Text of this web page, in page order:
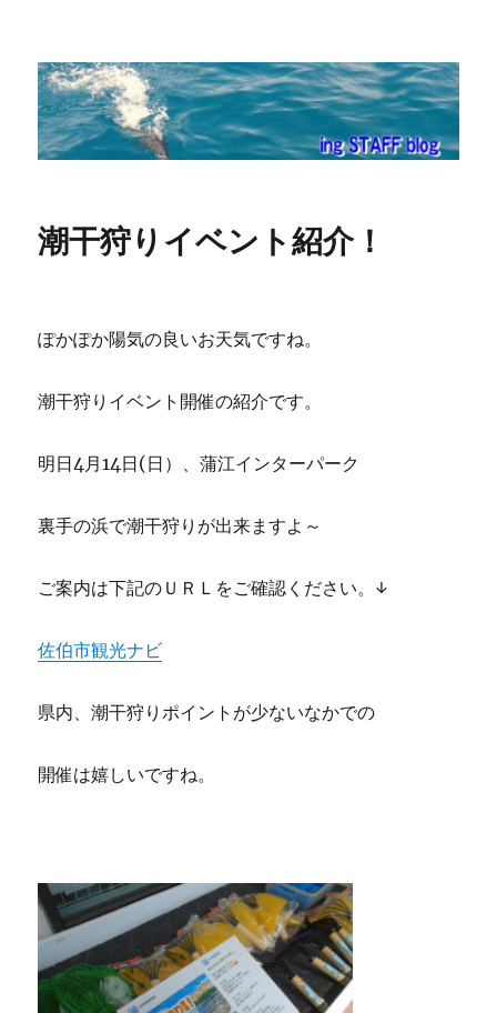
ing STAFF blog
潮干狩りイベント紹介！
ぽかぽか陽気の良いお天気ですね。
潮干狩りイベント開催の紹介です。
明日4月14日(日）、蒲江インターパーク
裏手の浜で潮干狩りが出来ますよ～
ご案内は下記のＵＲＬをご確認ください。↓
佐伯市観光ナビ
県内、潮干狩りポイントが少ないなかでの
開催は嬉しいですね。